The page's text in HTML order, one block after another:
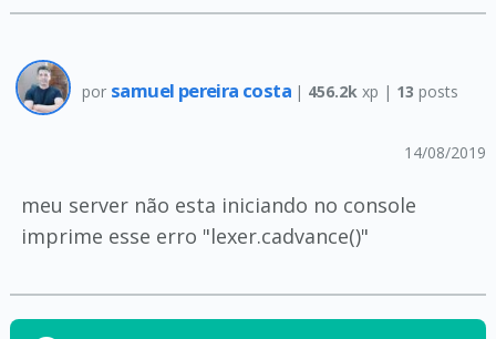
por samuel pereira costa | 456.2k xp | 13 posts
14/08/2019
meu server não esta iniciando no console
imprime esse erro "lexer.cadvance()"